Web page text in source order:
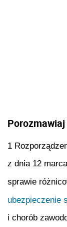
1
z dnia 12
sprawie
ubezpieczenie
i chorób